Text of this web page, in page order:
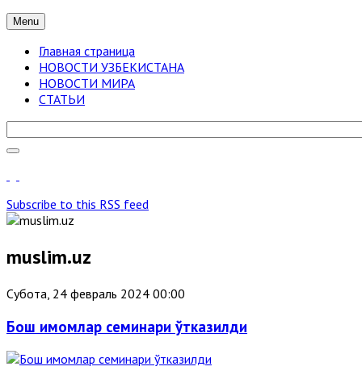
Menu
Главная страница
НОВОСТИ УЗБЕКИСТАНА
НОВОСТИ МИРА
СТАТЬИ
Subscribe to this RSS feed
muslim.uz
Субота, 24 февраль 2024 00:00
Бош имомлар семинари ўтказилди